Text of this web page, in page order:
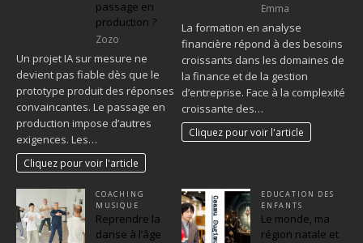
passage en
production ?
Zozo
Un projet IA sur mesure ne
devient pas fiable dès que le
prototype produit des réponses
convaincantes. Le passage en
production impose d’autres
exigences. Les…
Cliquez pour voir l'article
Emma
La formation en analyse
financière répond à des besoins
croissants dans les domaines de
la finance et de la gestion
d’entreprise. Face à la complexité
croissante des…
Cliquez pour voir l'article
COACHING
MUSIQUE
Reprendre la
danse à l’âge
EDUCATION DES
ENFANTS
Le monde, ma
région natale et